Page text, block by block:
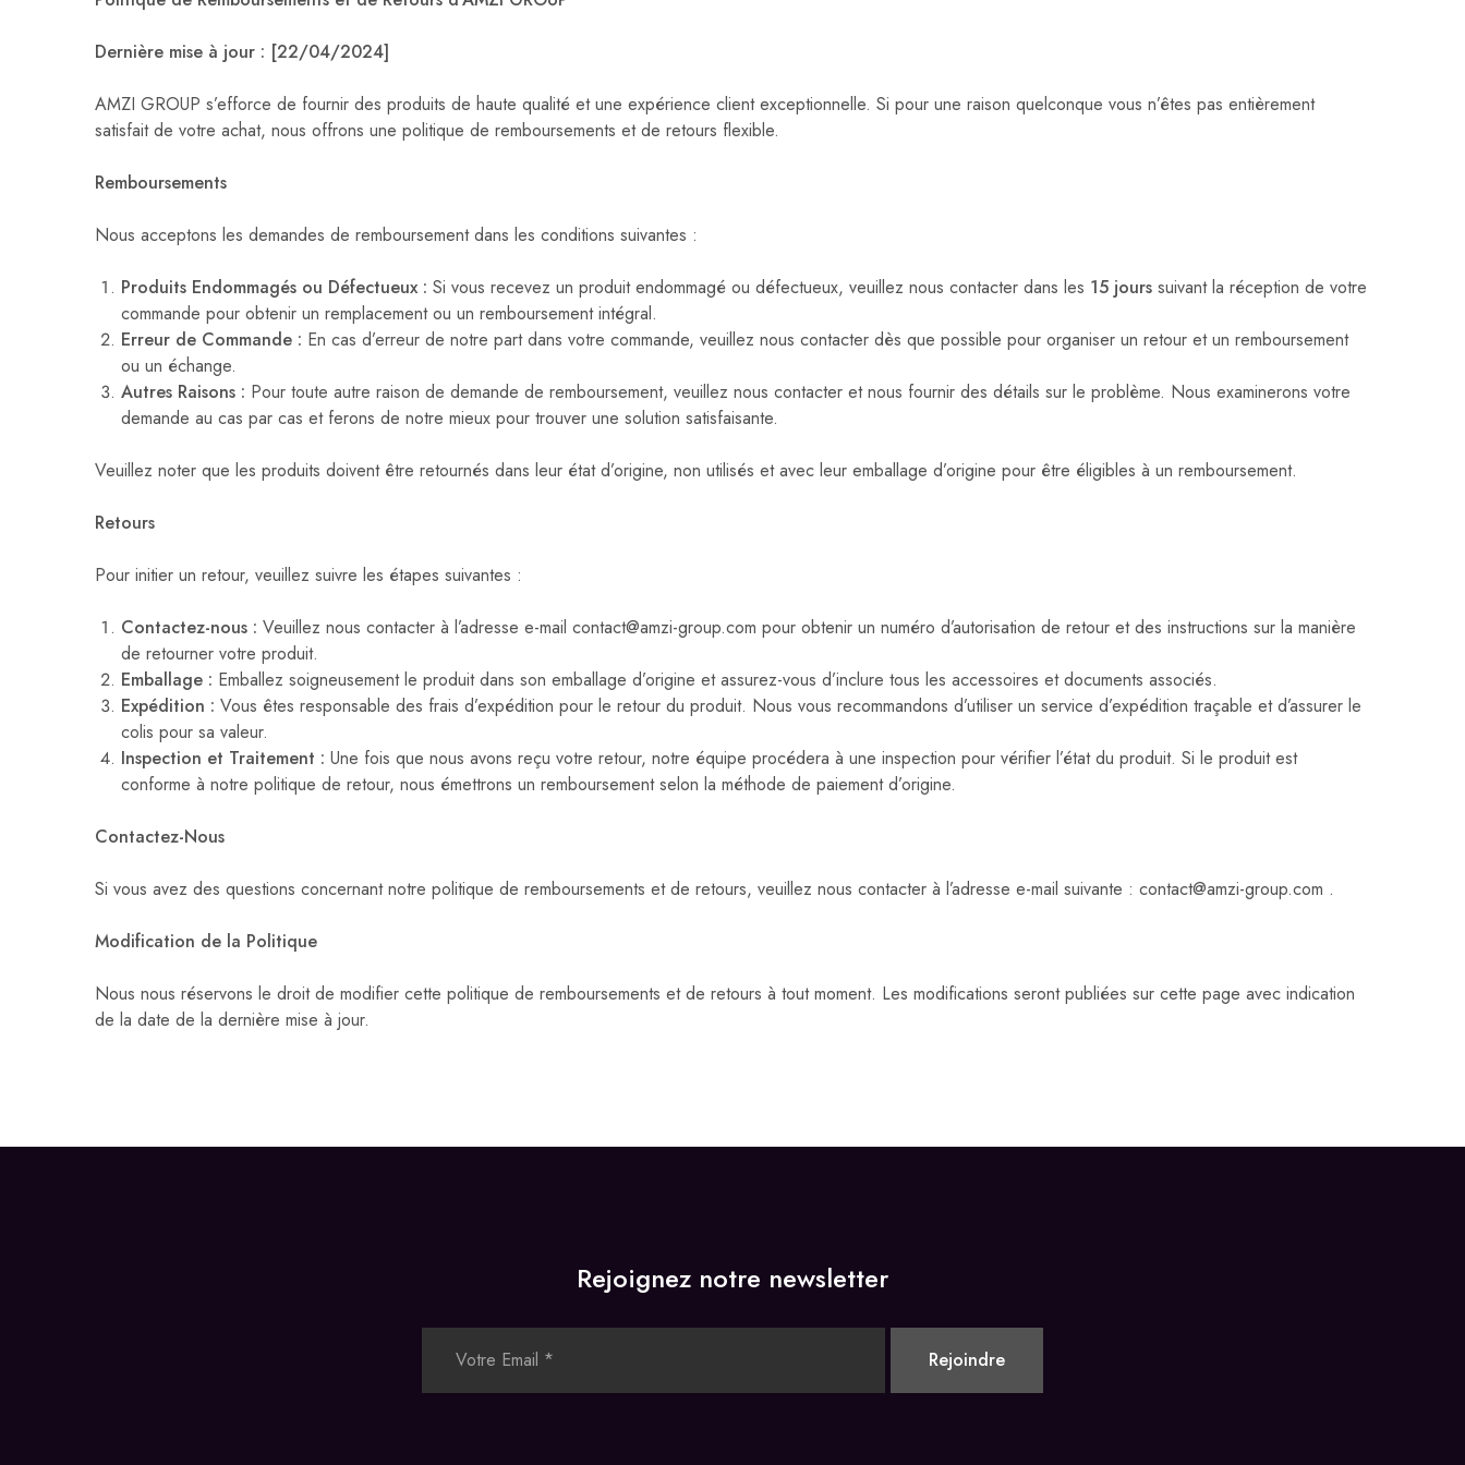
Montres
Boitier gamer
Accessoires informatiques
Système de securité
Autres accessoires gamer
Dernière mise à jour : [22/04/2024]
AMZI GROUP s’efforce de fournir des produits de haute qualité et une expérience client exceptionnelle. Si pour une raison quelconque vous n’êtes pas entièrement
satisfait de votre achat, nous offrons une politique de remboursements et de retours flexible.
Remboursements
Nous acceptons les demandes de remboursement dans les conditions suivantes :
Produits Endommagés ou Défectueux : Si vous recevez un produit endommagé ou défectueux, veuillez nous contacter dans les 15 jours suivant la réception de votre
commande pour obtenir un remplacement ou un remboursement intégral.
Erreur de Commande : En cas d’erreur de notre part dans votre commande, veuillez nous contacter dès que possible pour organiser un retour et un remboursement
ou un échange.
Autres Raisons : Pour toute autre raison de demande de remboursement, veuillez nous contacter et nous fournir des détails sur le problème. Nous examinerons votre
demande au cas par cas et ferons de notre mieux pour trouver une solution satisfaisante.
Veuillez noter que les produits doivent être retournés dans leur état d’origine, non utilisés et avec leur emballage d’origine pour être éligibles à un remboursement.
Retours
Pour initier un retour, veuillez suivre les étapes suivantes :
Contactez-nous : Veuillez nous contacter à l’adresse e-mail contact@amzi-group.com pour obtenir un numéro d’autorisation de retour et des instructions sur la manière
de retourner votre produit.
Emballage : Emballez soigneusement le produit dans son emballage d’origine et assurez-vous d’inclure tous les accessoires et documents associés.
Expédition : Vous êtes responsable des frais d’expédition pour le retour du produit. Nous vous recommandons d’utiliser un service d’expédition traçable et d’assurer le
colis pour sa valeur.
Inspection et Traitement : Une fois que nous avons reçu votre retour, notre équipe procédera à une inspection pour vérifier l’état du produit. Si le produit est
conforme à notre politique de retour, nous émettrons un remboursement selon la méthode de paiement d’origine.
Contactez-Nous
Si vous avez des questions concernant notre politique de remboursements et de retours, veuillez nous contacter à l’adresse e-mail suivante : contact@amzi-group.com .
Modification de la Politique
Nous nous réservons le droit de modifier cette politique de remboursements et de retours à tout moment. Les modifications seront publiées sur cette page avec indication
de la date de la dernière mise à jour.
Rejoignez notre newsletter